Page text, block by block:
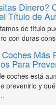
Dinero?
Título de
de título
con duras
Más
Para
coches está
prevenirlo y